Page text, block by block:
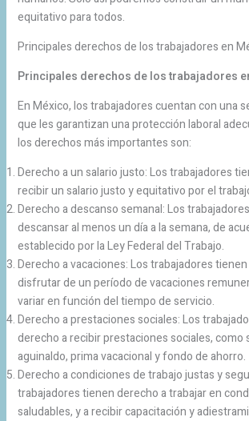
equitativo para todos.
Principales derechos de los trabajadores en
Principales derechos de los trabajadores
En México, los trabajadores cuentan con una
que les garantizan una protección laboral
los derechos más importantes son:
Derecho a un salario justo: Los trabajadores
recibir un salario justo y equitativo por el
Derecho a descanso semanal: Los
descansar al menos un día a la semana, de
establecido por la Ley Federal del Trabajo.
Derecho a vacaciones: Los trabajadores
disfrutar de un período de vacaciones
variar en función del tiempo de servicio.
Derecho a prestaciones sociales: Los
derecho a recibir prestaciones sociales, como
aguinaldo, prima vacacional y fondo de ahorro.
Derecho a condiciones de trabajo justas y
trabajadores tienen derecho a trabajar en
saludables, y a recibir capacitación y